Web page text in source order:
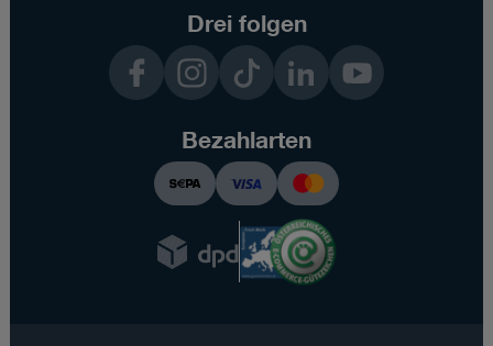
Drei folgen
InstagramTikTok LinkedIn YouTube
Bezahlarten